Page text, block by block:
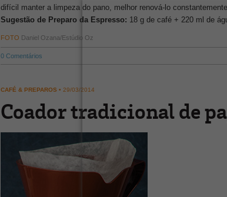
difícil manter a limpeza do pano, melhor renová-lo constantemente
Sugestão de Preparo da Espresso: 18 g de café + 220 ml de
FOTO Daniel Ozana/Estúdio Oz
0 Comentários
CAFÉ & PREPAROS • 29/03/2014
Coador tradicional de